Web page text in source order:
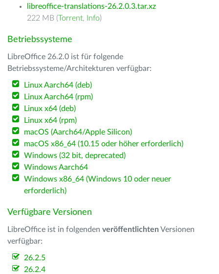
libreoffice-translations-26.2.0.3.tar.xz
222 MB (Torrent, Info)
Betriebssysteme
LibreOffice 26.2.0 ist für folgende
Betriebssysteme/Architekturen verfügbar:
Linux Aarch64 (deb)
Linux Aarch64 (rpm)
Linux x64 (deb)
Linux x64 (rpm)
macOS (Aarch64/Apple Silicon)
macOS x86_64 (10.15 oder höher erforderlich)
Windows (32 bit, deprecated)
Windows Aarch64
Windows x86_64 (Windows 10 oder neuer
erforderlich)
Verfügbare Versionen
LibreOffice ist in folgenden veröffentlichten Versionen
verfügbar:
26.2.5
26.2.4